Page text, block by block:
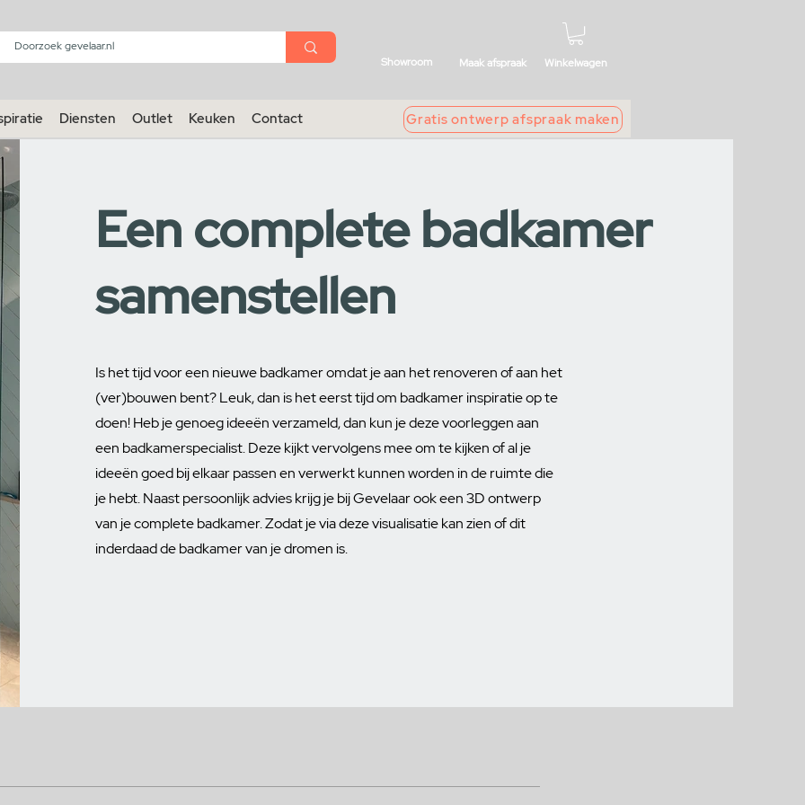
menu
Showroom Maak afspraak Winkelwagen
Diensten Outlet Keuken Contact Gratis ontwerp afspraak maken
Een complete badkamer
samenstellen
Is het tijd voor een nieuwe badkamer omdat je aan het renoveren of aan het
(ver)bouwen bent? Leuk, dan is het eerst tijd om badkamer inspiratie op te
doen! Heb je genoeg ideeën verzameld, dan kun je deze voorleggen aan
een badkamerspecialist. Deze kijkt vervolgens mee om te kijken of al je
ideeën goed bij elkaar passen en verwerkt kunnen worden in de ruimte die
je hebt. Naast persoonlijk advies krijg je bij Gevelaar ook een 3D ontwerp
van je complete badkamer. Zodat je via deze visualisatie kan zien of dit
inderdaad de badkamer van je dromen is.